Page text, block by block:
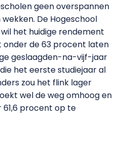
geen overspannen
De Hogeschool
het huidige rendement
onder de 63 procent laten
geslaagden-na-vijf-jaar
het eerste studiejaar al
zou het flink lager
wel de weg omhoog en
procent op te